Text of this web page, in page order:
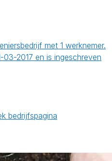
met 1 werknemer.
2017 en is ingeschreven
bedrijfspagina